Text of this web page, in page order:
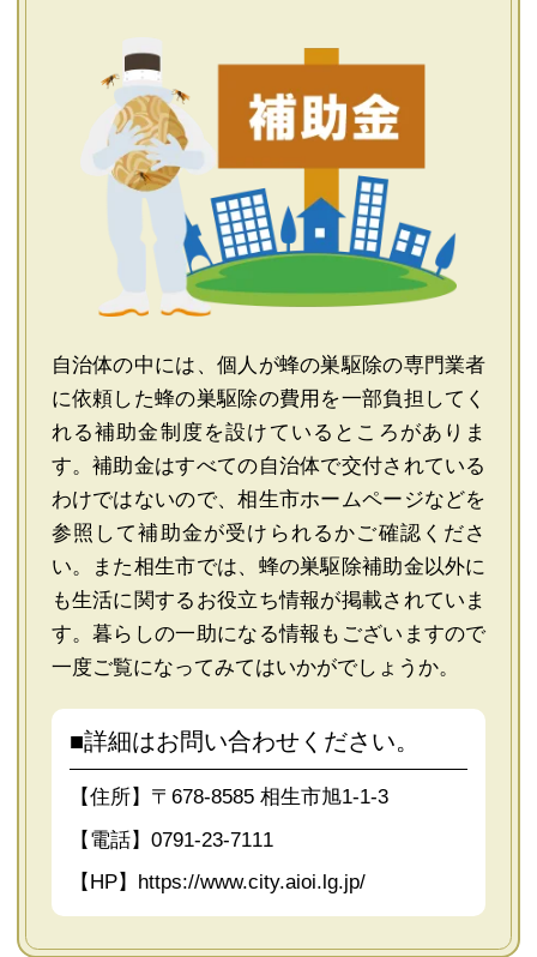
自治体の中には、個人が蜂の巣駆除の専門業者
に依頼した蜂の巣駆除の費用を一部負担してく
れる補助金制度を設けているところがありま
す。補助金はすべての自治体で交付されている
わけではないので、相生市ホームページなどを
参照して補助金が受けられるかご確認くださ
い。また相生市では、蜂の巣駆除補助金以外に
も生活に関するお役立ち情報が掲載されていま
す。暮らしの一助になる情報もございますので
一度ご覧になってみてはいかがでしょうか。
■詳細はお問い合わせください。
【住所】〒678-8585 相生市旭1-1-3
【電話】0791-23-7111
【HP】 https://www.city.aioi.lg.jp/